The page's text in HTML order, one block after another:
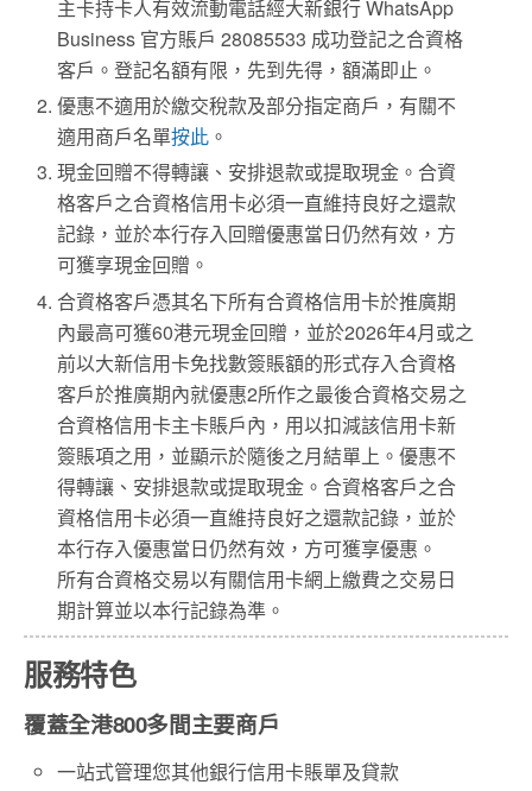
主卡持卡人有效流動電話經大新銀行 WhatsApp
Business 官方賬戶 28085533 成功登記之合資格
客戶。登記名額有限，先到先得，額滿即止。
優惠不適用於繳交稅款及部分指定商戶，有關不
適用商戶名單按此 。
現金回贈不得轉讓、安排退款或提取現金。合資
格客戶之合資格信用卡必須一直維持良好之還款
記錄，並於本行存入回贈優惠當日仍然有效，方
可獲享現金回贈。
合資格客戶憑其名下所有合資格信用卡於推廣期
內最高可獲60港元現金回贈，並於2026年4月或之
前以大新信用卡免找數簽賬額的形式存入合資格
客戶於推廣期內就優惠2所作之最後合資格交易之
合資格信用卡主卡賬戶內，用以扣減該信用卡新
簽賬項之用，並顯示於隨後之月結單上。優惠不
得轉讓、安排退款或提取現金。合資格客戶之合
資格信用卡必須一直維持良好之還款記錄，並於
本行存入優惠當日仍然有效，方可獲享優惠。
所有合資格交易以有關信用卡網上繳費之交易日
期計算並以本行記錄為準。
服務特色
覆蓋全港800多間主要商戶
一站式管理您其他銀行信用卡賬單及貸款